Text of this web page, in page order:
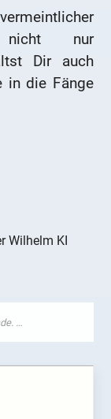
nicht nur
Dir auch
in die Fänge
Wilhelm KI